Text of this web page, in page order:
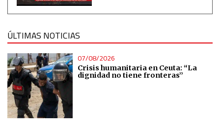
ÚLTIMAS NOTICIAS
07/08/2026
Crisis humanitaria en Ceuta: “La
dignidad no tiene fronteras”